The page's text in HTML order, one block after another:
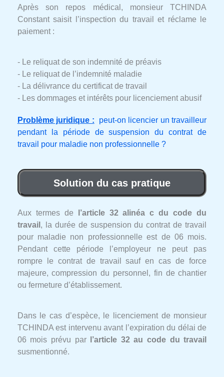
Après son repos médical, monsieur TCHINDA
Constant saisit l’inspection du travail et réclame le
paiement :
- Le reliquat de son indemnité de préavis
- Le reliquat de l’indemnité maladie
- La délivrance du certificat de travail
- Les dommages et intérêts pour licenciement abusif
Problème juridique :
peut-on licencier un travailleur
pendant la période de suspension du contrat de
travail pour maladie non professionnelle ?
Solution du cas pratique
Aux termes de
l’article 32 alinéa c du code du
travail , la durée de suspension du contrat de travail
pour maladie non professionnelle est de 06 mois.
Pendant cette période l’employeur ne peut pas
rompre le contrat de travail sauf en cas de force
majeure, compression du personnel, fin de chantier
ou fermeture d’établissement.
Dans le cas d’espèce, le licenciement de monsieur
TCHINDA est intervenu avant l’expiration du délai de
06 mois prévu par
l’article 32 au code du travail
susmentionné.